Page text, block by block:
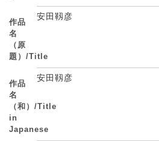
作品
名
（原
題）/Title
安田靱彦
作品
名
（和）/Title
in
Japanese
安田靱彦